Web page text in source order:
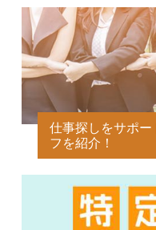
仕事探しをサポー
フを紹介！